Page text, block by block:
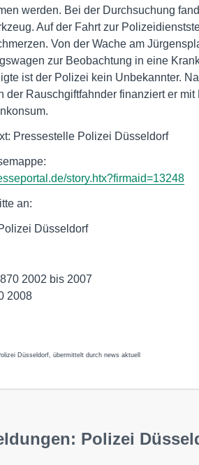
werden. Bei der Durchsuchung
Auf der Fahrt zur
Von der Wache am
zur Beobachtung in eine
ist der Polizei kein Unbekannter.
der Rauschgiftfahnder finanziert er mit
Pressestelle Polizei Düsseldorf
story.htx?firmaid=13248
an:
Düsseldorf
2002 bis 2007
2008
Düsseldorf, übermittelt durch news aktuell
Polizei